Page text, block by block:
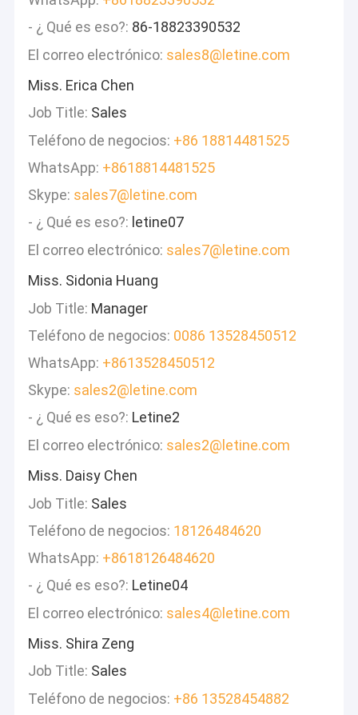
- ¿ Qué es eso?: 86-18823390532
El correo electrónico: sales8@letine.com
Miss. Erica Chen
Job Title: Sales
Teléfono de negocios: +86 18814481525
WhatsApp: +8618814481525
Skype: sales7@letine.com
- ¿ Qué es eso?: letine07
El correo electrónico: sales7@letine.com
Miss. Sidonia Huang
Job Title: Manager
Teléfono de negocios: 0086 13528450512
WhatsApp: +8613528450512
Skype: sales2@letine.com
- ¿ Qué es eso?: Letine2
El correo electrónico: sales2@letine.com
Miss. Daisy Chen
Job Title: Sales
Teléfono de negocios: 18126484620
WhatsApp: +8618126484620
- ¿ Qué es eso?: Letine04
El correo electrónico: sales4@letine.com
Miss. Shira Zeng
Job Title: Sales
Teléfono de negocios: +86 13528454882